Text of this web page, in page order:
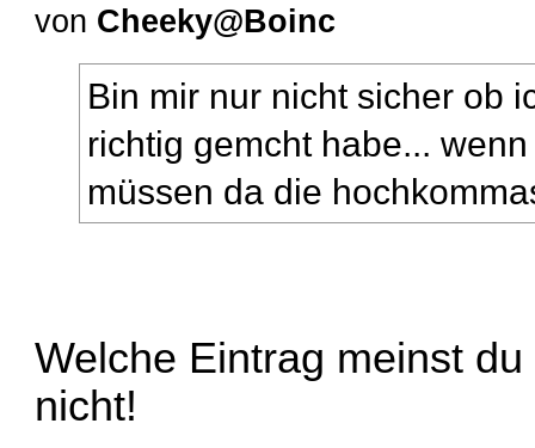
von Cheeky@Boinc
Bin mir nur nicht sicher ob
richtig gemcht habe...
müssen da die
Welche Eintrag meinst
nicht!